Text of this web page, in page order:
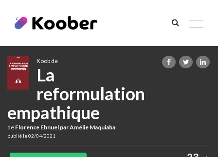
Toggle
Koob de
La
reformulation
empathique
de Florence Ehnuel par Amélie Maquiaba
publié le 02/04/2021